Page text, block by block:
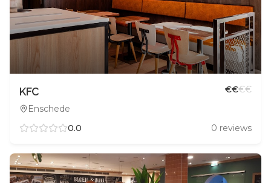
KFC
Enschede
€€€€
0.0 0 reviews